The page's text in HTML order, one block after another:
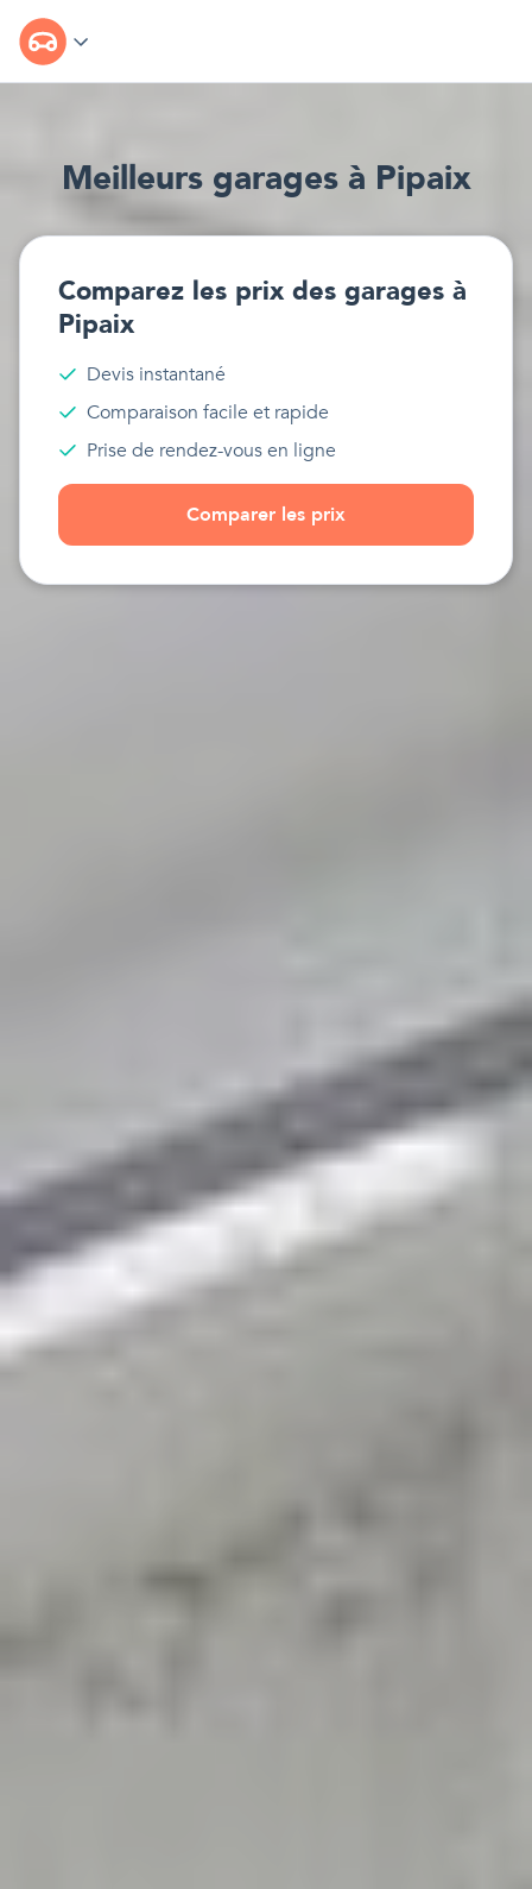
Meilleurs garagesà Pipaix
Comparez les prix des garages à
Pipaix
Devis instantané
Comparaison facile et rapide
Prise de rendez-vous en ligne
Comparer les prix